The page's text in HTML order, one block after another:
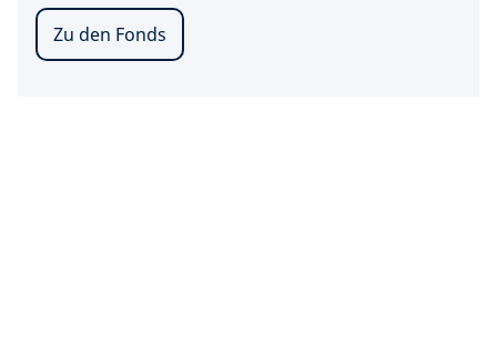
Zu den Fonds